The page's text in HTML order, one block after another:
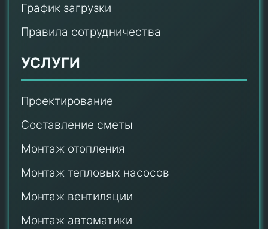
График загрузки
Правила сотрудничества
УСЛУГИ
Проектирование
Составление сметы
Монтаж отопления
Монтаж тепловых насосов
Монтаж вентиляции
Монтаж автоматики